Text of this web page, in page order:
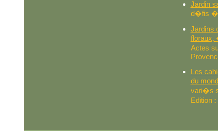
Jardin
d�fis �
Jardins
floraux,
Actes
Les
du
vari�s
Edition